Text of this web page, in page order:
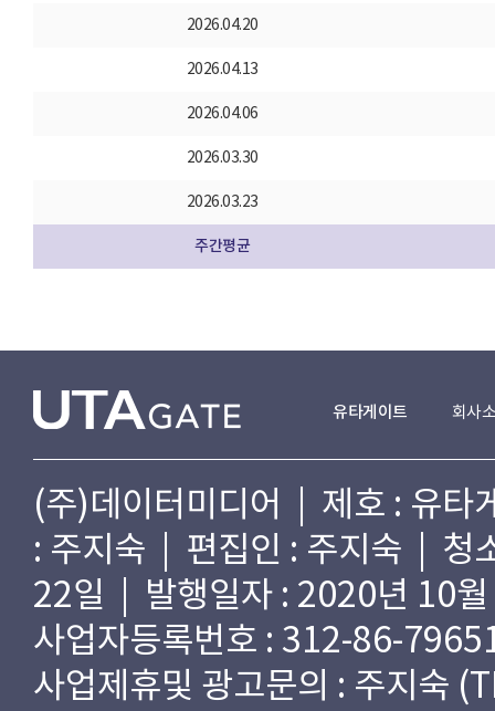
2026.04.20
2026.04.13
2026.04.06
2026.03.30
2026.03.23
주간평균
유타게이트 회사
(주)데이터미디어 | 제호 : 유
: 주지숙 | 편집인 : 주지숙 | 청
22일 | 발행일자 : 2020년 10
사업자등록번호 : 312-86-
사업제휴및 광고문의 : 주지숙